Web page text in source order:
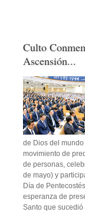
Culto
Ascensión...
de Dios del
movimiento de
de personas,
de mayo) y
Día de
esperanza de
Santo que